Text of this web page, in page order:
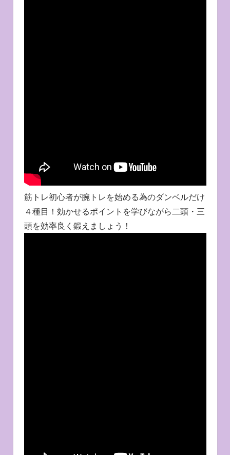
筋トレ初心者が腕トレを始める為のダンベルだけ
４種目！効かせるポイントを学びながら二頭・三
頭を効率良く鍛えましょう！